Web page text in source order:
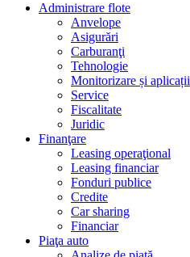
Administrare flote
Anvelope
Asigurări
Carburanţi
Tehnologie
Monitorizare și aplicații
Service
Fiscalitate
Juridic
Finanţare
Leasing operaţional
Leasing financiar
Fonduri publice
Credite
Car sharing
Financiar
Piaţa auto